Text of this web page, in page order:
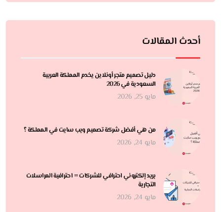
أحدث المقالات
دليل تصميم متجر أونلاين يخدم المملكة العربية
السعودية في 2026
مايو 25, 2026
من هي أفضل شركة تصميم ويب سايت في المملكة ؟
مايو 24, 2026
بريد إلكتروني احترافي للشركات = احترافية المراسلات
التجارية
مايو 24, 2026